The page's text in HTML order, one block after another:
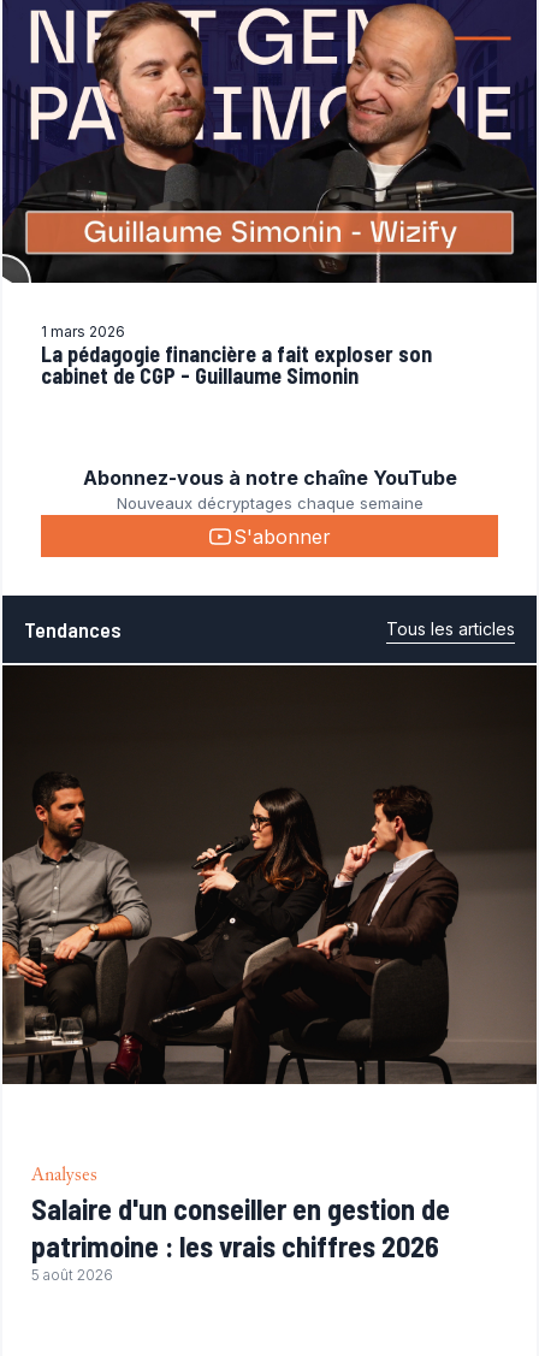
1 mars 2026
La pédagogie financière a fait exploser son
cabinet de CGP - Guillaume Simonin
Abonnez-vous à notre chaîne YouTube
Nouveaux décryptages chaque semaine
S'abonner
Tendances Tous les articles
Analyses
Salaire d'un conseiller en gestion de
patrimoine : les vrais chiffres 2026
5 août 2026